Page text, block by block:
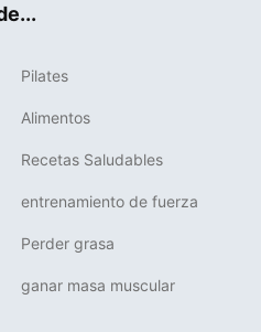
Pilates
Alimentos
Recetas Saludables
entrenamiento de fuerza
Perder grasa
ganar masa muscular